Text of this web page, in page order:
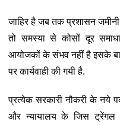
जाहिर है जब तक प्रशासन
तो समस्या से कोसों दूर
आयोजकों के संभव नहीं है इसके
पर कार्यवाही की गयी है.
प्रत्येक सरकारी नौकरी के नये
और न्यायालय के जिस